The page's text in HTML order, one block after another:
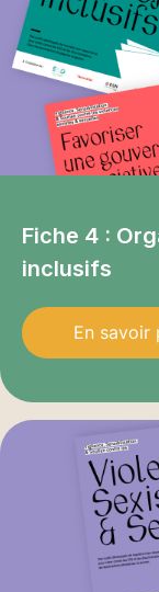
Fiche 4 :
inclusifs
En savoir